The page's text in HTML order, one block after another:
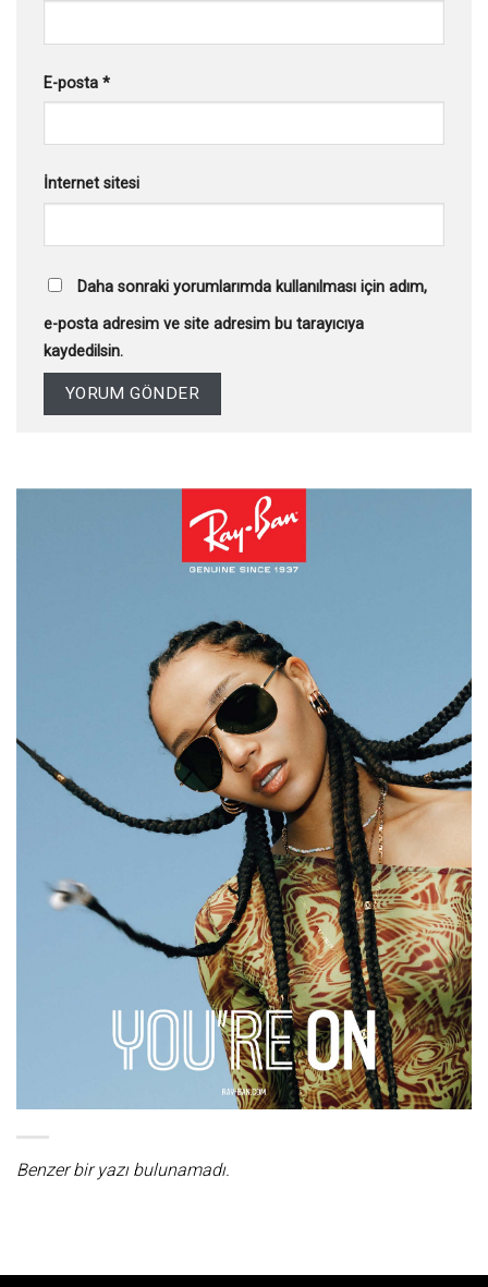
E-posta *
İnternet sitesi
Daha sonraki yorumlarımda kullanılması için adım,
e-posta adresim ve site adresim bu tarayıcıya
kaydedilsin.
Benzer bir yazı bulunamadı.